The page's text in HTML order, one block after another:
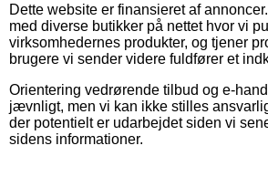
Dette website er finansieret af
med diverse butikker på nettet hvor vi
virksomhedernes produkter, og tjener
brugere vi sender videre fuldfører et
Orientering vedrørende tilbud og e-
jævnligt, men vi kan ikke stilles
der potentielt er udarbejdet siden vi
sidens informationer.